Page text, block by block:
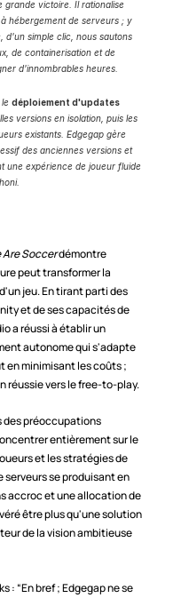
victoire. Il rationalise
hébergement de serveurs ; y
d'un simple clic, nous sautons
de containerisation et de
d'innombrables heures.
déploiement d'updates
versions en isolation, puis les
existants. Edgegap gère
des anciennes versions et
une expérience de joueur fluide
Are Soccer démontre
peut transformer la
jeu. En tirant parti des
et de ses capacités de
a réussi à établir un
autonome qui s'adapte
en minimisant les coûts ;
réussie vers le free-to-play.
des préoccupations
entièrement sur le
et les stratégies de
se produisant en
accroc et une allocation de
être plus qu'une solution
de la vision ambitieuse
: “En bref ; Edgegap ne se